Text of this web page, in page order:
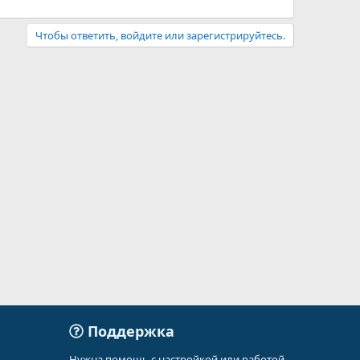
Чтобы ответить, войдите или зарегистрируйтесь.
Поддержка